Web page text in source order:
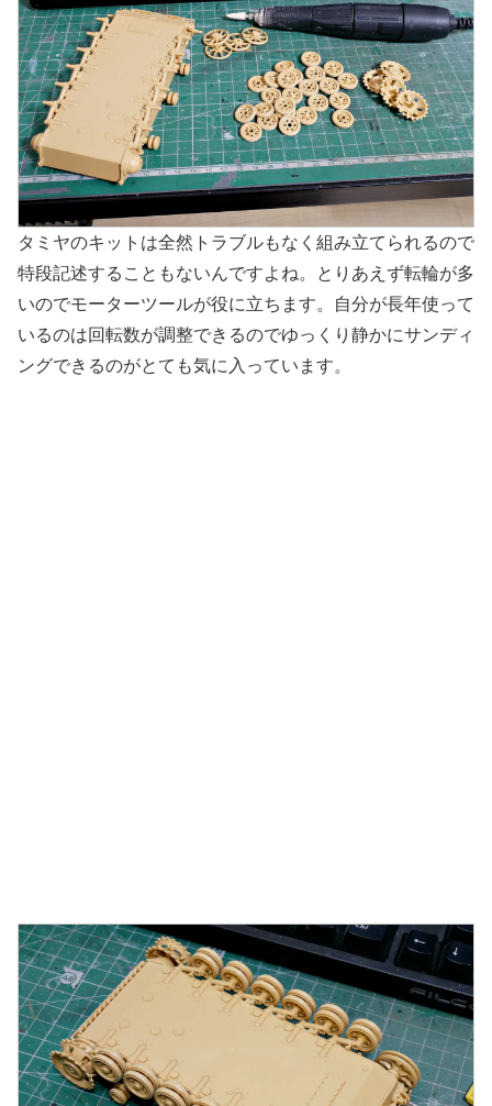
タミヤのキットは全然トラブルもなく組み立てられるので
特段記述することもないんですよね。とりあえず転輪が多
いのでモーターツールが役に立ちます。自分が長年使って
いるのは回転数が調整できるのでゆっくり静かにサンディ
ングできるのがとても気に入っています。